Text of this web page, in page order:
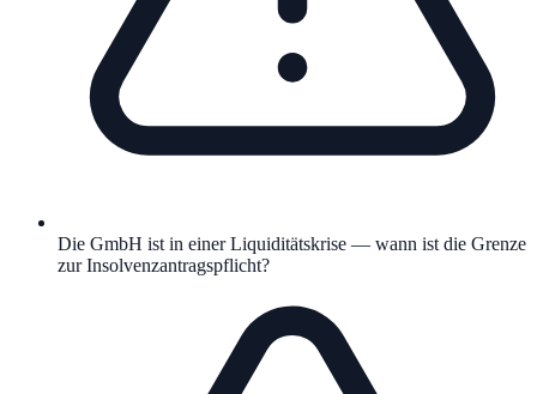
Die GmbH ist in einer Liquiditätskrise — wann ist die Grenze
zur Insolvenzantragspflicht?